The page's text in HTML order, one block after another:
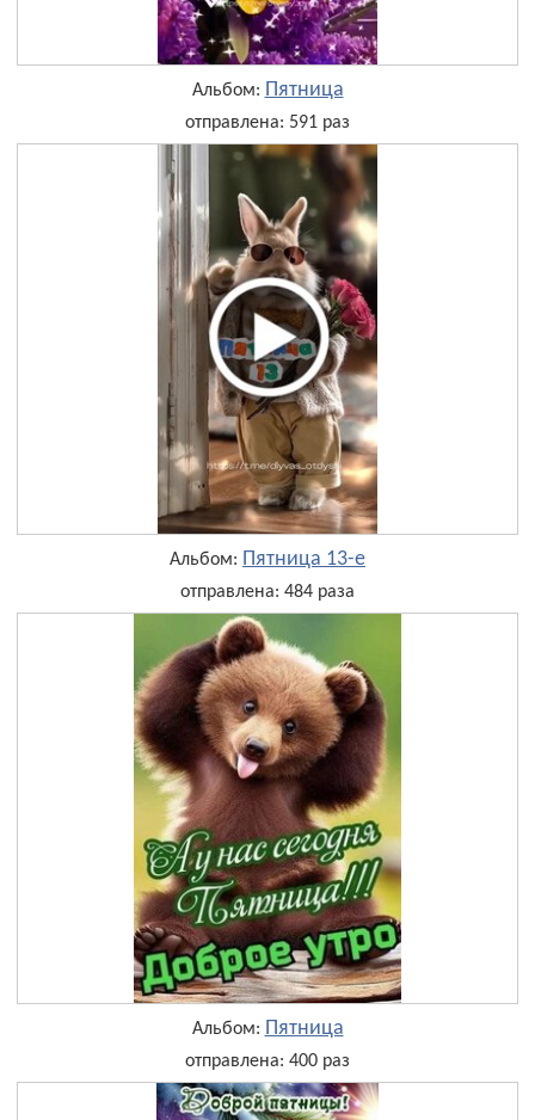
Альбом: Пятница
отправлена: 591 раз
Альбом: Пятница 13-е
отправлена: 484 раза
Альбом: Пятница
отправлена: 400 раз